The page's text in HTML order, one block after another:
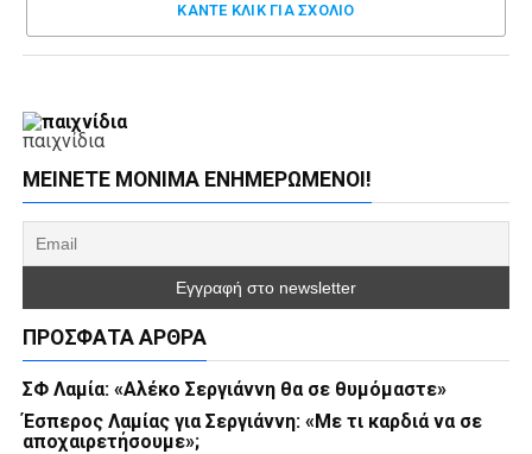
ΚΑΝΤΕ ΚΛΊΚ ΓΙΑ ΣΧΌΛΙΟ
παιχνίδια
ΜΕΊΝΕΤΕ ΜΌΝΙΜΑ ΕΝΗΜΕΡΏΜΕΝΟΙ!
ΠΡΌΣΦΑΤΑ ΆΡΘΡΑ
ΣΦ Λαμία: «Αλέκο Σεργιάννη θα σε θυμόμαστε»
Έσπερος Λαμίας για Σεργιάννη: «Με τι καρδιά να σε
αποχαιρετήσουμε»;